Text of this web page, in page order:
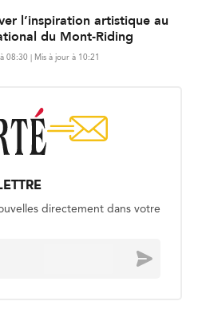
l’inspiration artistique au
du Mont-Riding
08:30 | Mis à jour à 10:21
directement dans votre
Envoyer